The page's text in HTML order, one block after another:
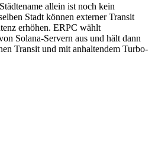
allein ist noch kein
Stadt können externer Transit
erhöhen. ERPC wählt
Solana-Servern aus und hält dann
Transit und mit anhaltendem Turbo-